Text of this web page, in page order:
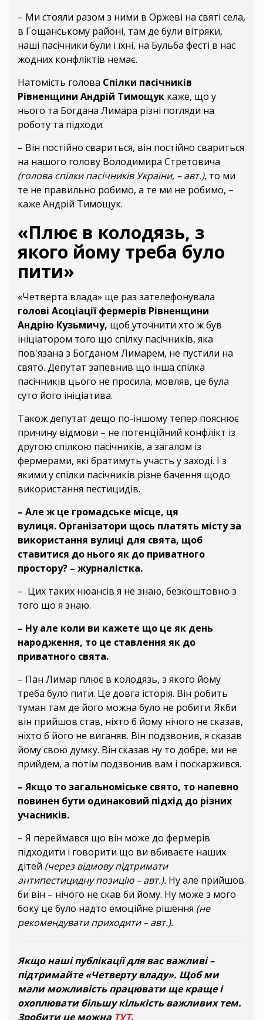
– Ми стояли разом з ними в Оржеві на святі села,
в Гощанському районі, там де були вітряки,
наші пасічники були і їхні, на Бульба фесті в нас
жодних конфліктів немає.
Натомість голова Спілки пасічників
Рівненщини Андрій Тимощук каже, що у
нього та Богдана Лимара різні погляди на
роботу та підходи.
– Він постійно свариться, він постійно свариться
на нашого голову Володимира Стретовича
(голова спілки пасічників України, – авт.), то ми
те не правильно робимо, а те ми не робимо, –
каже Андрій Тимощук.
«Плює в колодязь, з
якого йому треба було
пити»
«Четверта влада» ще раз зателефонувала
голові Асоціації фермерів Рівненщини
Андрію Кузьмичу, щоб уточнити хто ж був
ініціатором того що спілку пасічників, яка
пов'язана з Богданом Лимарем, не пустили на
свято. Депутат запевнив що інша спілка
пасічників цього не просила, мовляв, це була
суто його ініціатива.
Також депутат дещо по-іншому тепер пояснює
причину відмови – не потенційний конфлікт із
другою спілкою пасічників, а загалом із
фермерами, які братимуть участь у заході. І з
якими у спілки пасічників різне бачення щодо
використання пестицидів.
– Але ж це громадське місце, ця
вулиця. Організатори щось платять місту за
використання вулиці для свята, щоб
ставитися до нього як до приватного
простору? – журналістка.
– Цих таких нюансів я не знаю, безкоштовно з
того що я знаю.
– Ну але коли ви кажете що це як день
народження, то це ставлення як до
приватного свята.
– Пан Лимар плює в колодязь, з якого йому
треба було пити. Це довга історія. Він робить
туман там де його можна було не робити. Якби
він прийшов став, ніхто б йому нічого не сказав,
ніхто б його не виганяв. Він подзвонив, я сказав
йому свою думку. Він сказав ну то добре, ми не
прийдем, а потім подзвонив вам і поскаржився.
– Якщо то загальноміське свято, то напевно
повинен бути одинаковий підхід до різних
учасників.
– Я переймався що він може до фермерів
підходити і говорити що ви вбиваєте наших
дітей (через відмову підтримати
антипестицидну позицію – авт.). Ну але прийшов
би він – нічого не скав би йому. Ну може з мого
боку це було надто емоційне рішення (не
рекомендувати приходити – авт.).
Якщо наші публікації для вас важливі –
підтримайте «Четверту владу». Щоб ми
мали можливість працювати ще краще і
охоплювати більшу кількість важливих тем.
Зробити це можна ТУТ.